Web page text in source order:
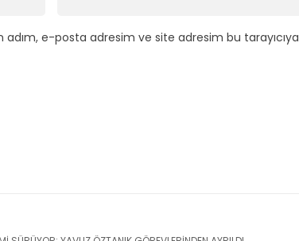
adım, e-posta adresim ve site adresim bu tarayıcıya